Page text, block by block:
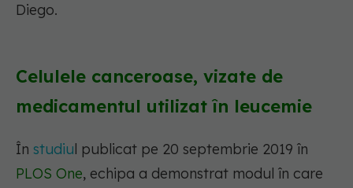
Diego.
Celulele canceroase, vizate de
medicamentul utilizat în leucemie
În studiul publicat pe 20 septembrie 2019 în
PLOS One, echipa a demonstrat modul în care